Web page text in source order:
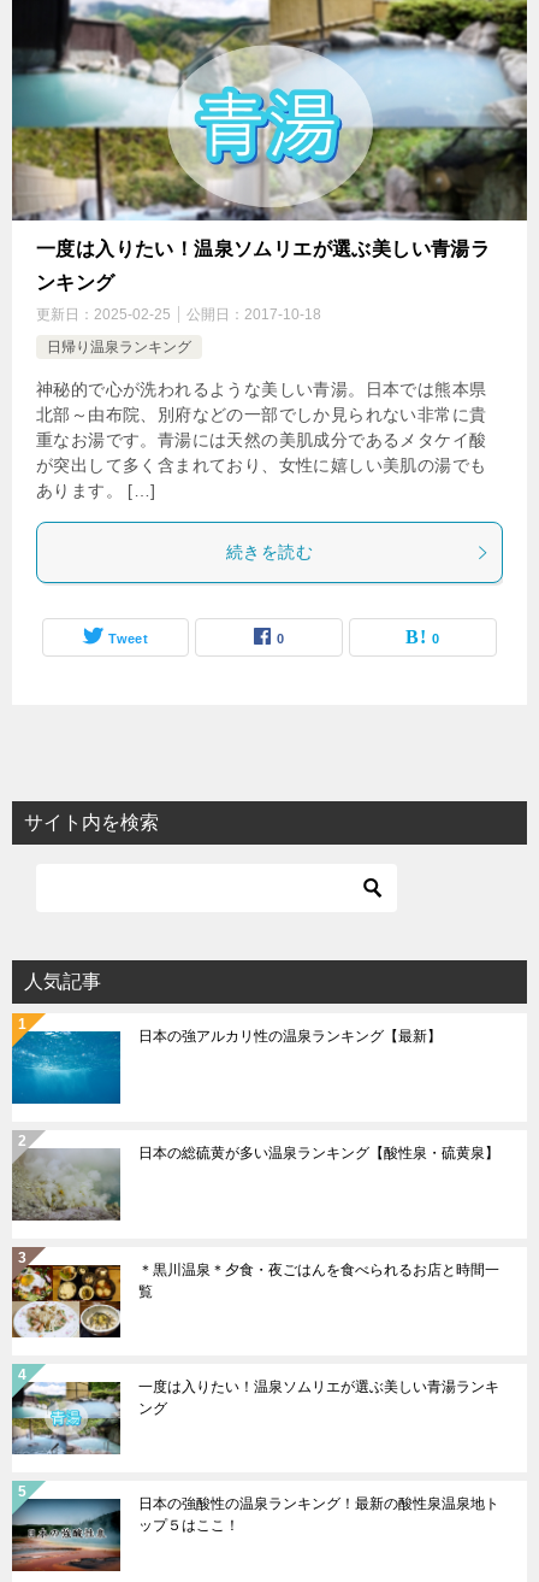
一度は入りたい！温泉ソムリエが選ぶ美しい青湯ラ
ンキング
更新日： 2025-02-25 公開日： 2017-10-18
日帰り温泉ランキング
神秘的で心が洗われるような美しい青湯。日本では熊本県
北部～由布院、別府などの一部でしか見られない非常に貴
重なお湯です。青湯には天然の美肌成分であるメタケイ酸
が突出して多く含まれており、女性に嬉しい美肌の湯でも
あります。 […]
続きを読む
Tweet 0 0
サイト内を検索
人気記事
日本の強アルカリ性の温泉ランキング【最新】
日本の総硫黄が多い温泉ランキング【酸性泉・硫黄泉】
＊黒川温泉＊夕食・夜ごはんを食べられるお店と時間一
覧
一度は入りたい！温泉ソムリエが選ぶ美しい青湯ランキ
ング
日本の強酸性の温泉ランキング！最新の酸性泉温泉地ト
ップ５はここ！